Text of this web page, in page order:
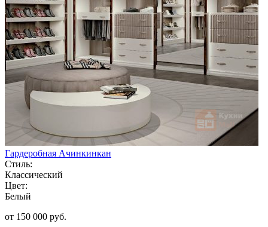
Гардеробная Ачинкинкан
Стиль:
Классический
Цвет:
Белый
от 150 000 руб.